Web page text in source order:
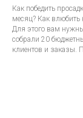
Как победить
месяц? Как влюбить
Для этого вам
собрали 20
клиентов и заказы.